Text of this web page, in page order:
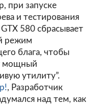
при запуске
и тестирования
580 сбрасывает
режим
блага, чтобы
мощный
утилиту”.
, Разработчик
над тем, как